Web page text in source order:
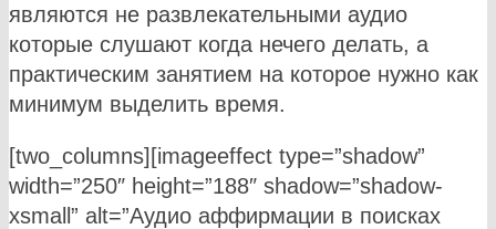
являются не развлекательными аудио
которые слушают когда нечего делать, а
практическим занятием на которое нужно как
минимум выделить время.
[two_columns][imageeffect type=”shadow”
width=”250″ height=”188″ shadow=”shadow-
xsmall” alt=”Аудио аффирмации в поисках